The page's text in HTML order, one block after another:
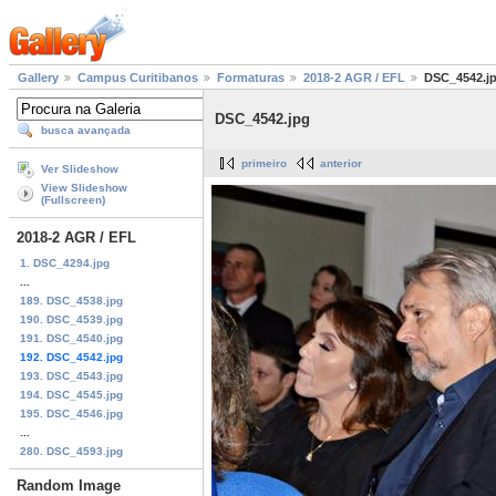
Gallery Campus Curitibanos Formaturas 2018-2 AGR / EFL
busca avançada
Ver Slideshow
View Slideshow
(Fullscreen)
2018-2 AGR / EFL
1. DSC_4294.jpg
189. DSC_4538.jpg
190. DSC_4539.jpg
191. DSC_4540.jpg
192. DSC_4542.jpg
193. DSC_4543.jpg
194. DSC_4545.jpg
195. DSC_4546.jpg
280. DSC_4593.jpg
Random Image
DSC_4542.jpg
primeiro anterior